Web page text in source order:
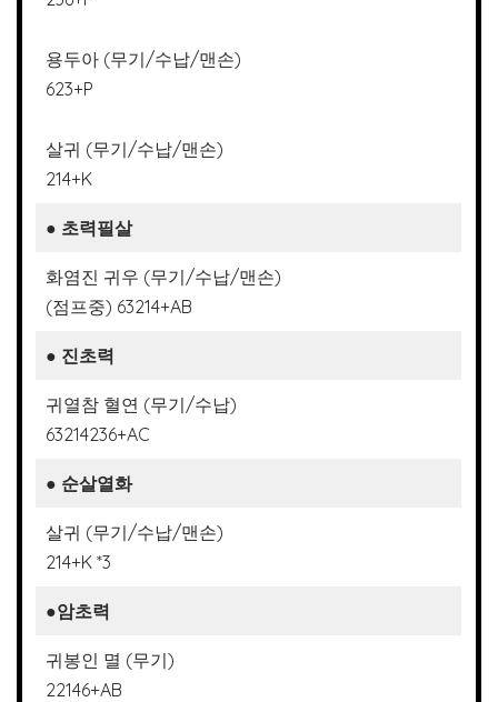
용두아 (무기/수납/맨손)
623+P
살귀 (무기/수납/맨손)
214+K
● 초력필살
화염진 귀우 (무기/수납/맨손)
(점프중) 63214+AB
● 진초력
귀열참 혈연 (무기/수납)
63214236+AC
● 순살열화
살귀 (무기/수납/맨손)
214+K *3
●암초력
귀봉인 멸 (무기)
22146+AB